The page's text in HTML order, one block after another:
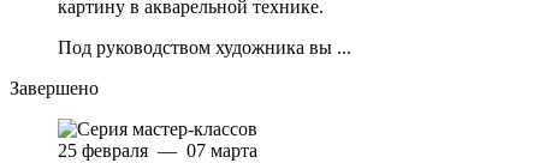
картину в акварельной технике.
Под руководством художника вы ...
Завершено
25 февраля — 07 марта